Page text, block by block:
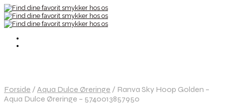
Forside / Aqua Dulce Øreringe / Ranva Sky Hoop Golden –
Aqua Dulce Øreringe – 5740013857950